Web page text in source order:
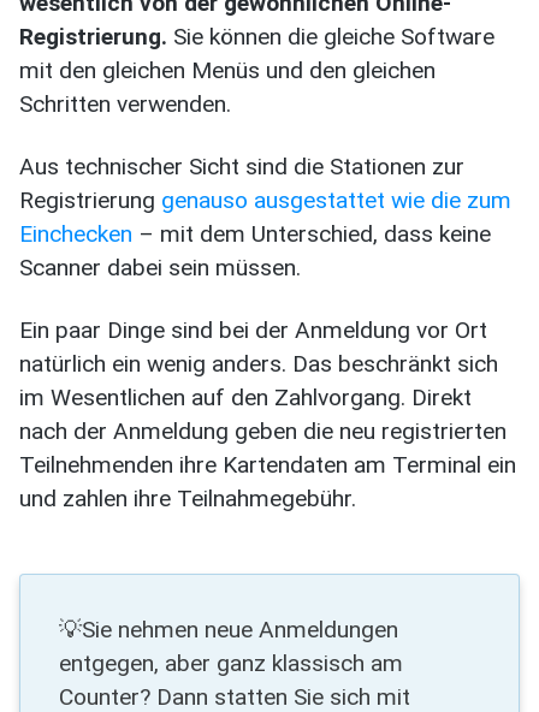
Registrierung. Sie können die gleiche Software
mit den gleichen Menüs und den gleichen
Schritten verwenden.
Aus technischer Sicht sind die Stationen zur
Registrierung genauso ausgestattet wie die zum
Einchecken – mit dem Unterschied, dass keine
Scanner dabei sein müssen.
Ein paar Dinge sind bei der Anmeldung vor Ort
natürlich ein wenig anders. Das beschränkt sich
im Wesentlichen auf den Zahlvorgang. Direkt
nach der Anmeldung geben die neu registrierten
Teilnehmenden ihre Kartendaten am Terminal ein
und zahlen ihre Teilnahmegebühr.
💡Sie nehmen neue Anmeldungen
entgegen, aber ganz klassisch am
Counter? Dann statten Sie sich mit